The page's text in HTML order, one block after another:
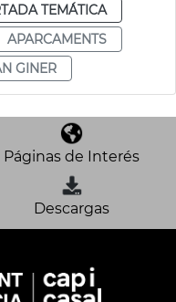
TEMÁTICA
APARCAMENTS
GINER
Páginas de Interés
Descargas